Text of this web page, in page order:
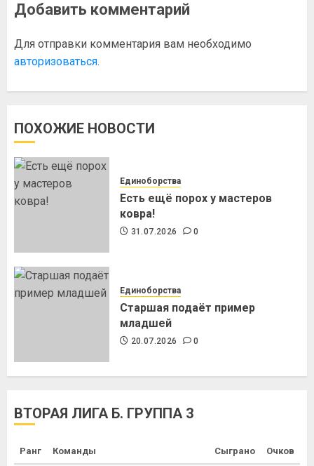
Добавить комментарий
Для отправки комментария вам необходимо
авторизоваться.
ПОХОЖИЕ НОВОСТИ
Единоборства
Есть ещё порох у мастеров
ковра!
31.07.2026 0
Единоборства
Старшая подаёт пример
младшей
20.07.2026 0
ВТОРАЯ ЛИГА Б. ГРУППА 3
Ранг Команды Сыграно Очков